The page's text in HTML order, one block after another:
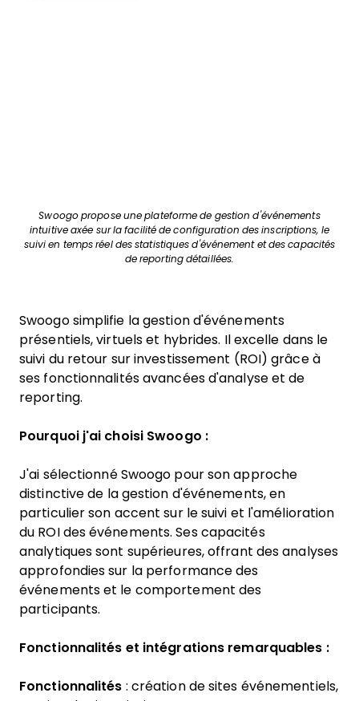
Swoogo propose une plateforme de gestion d'événements
intuitive axée sur la facilité de configuration des inscriptions, le
suivi en temps réel des statistiques d'événement et des capacités
de reporting détaillées.
Swoogo simplifie la gestion d'événements
présentiels, virtuels et hybrides. Il excelle dans le
suivi du retour sur investissement (ROI) grâce à
ses fonctionnalités avancées d'analyse et de
reporting.
Pourquoi j'ai choisi Swoogo :
J'ai sélectionné Swoogo pour son approche
distinctive de la gestion d'événements, en
particulier son accent sur le suivi et l'amélioration
du ROI des événements. Ses capacités
analytiques sont supérieures, offrant des analyses
approfondies sur la performance des
événements et le comportement des
participants.
Fonctionnalités et intégrations remarquables :
Fonctionnalités : création de sites événementiels,